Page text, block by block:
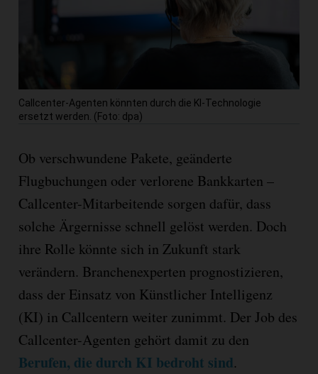
Callcenter-Agenten könnten durch die KI-Technologie
ersetzt werden. (Foto: dpa)
Ob verschwundene Pakete, geänderte
Flugbuchungen oder verlorene Bankkarten –
Callcenter-Mitarbeitende sorgen dafür, dass
solche Ärgernisse schnell gelöst werden. Doch
ihre Rolle könnte sich in Zukunft stark
verändern. Branchenexperten prognostizieren,
dass der Einsatz von Künstlicher Intelligenz
(KI) in Callcentern weiter zunimmt. Der Job des
Callcenter-Agenten gehört damit zu den
Berufen, die durch KI bedroht sind.